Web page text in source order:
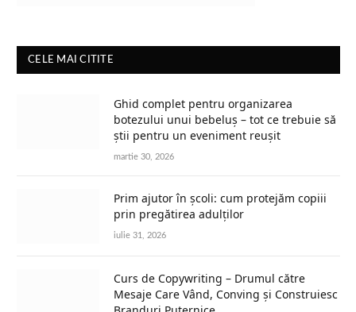
CELE MAI CITITE
Ghid complet pentru organizarea
botezului unui bebeluș – tot ce trebuie să
știi pentru un eveniment reușit
martie 30, 2026
Prim ajutor în școli: cum protejăm copiii
prin pregătirea adulților
iulie 31, 2026
Curs de Copywriting – Drumul către
Mesaje Care Vând, Conving și Construiesc